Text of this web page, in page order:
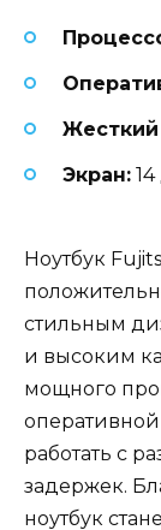
Жесткий
Экран:
Ноутбук
стильным
и высоким
мощного
работать с
задержек.
ноутбук